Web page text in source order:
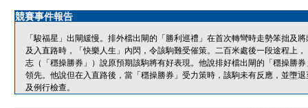
競賽事件報告
「駿福星」出閘緩慢。排外檔出閘的「勝利巡禮」在首次轉彎時走勢笨拙及
及入直路時，「快樂人生」內閃，令該駒難受催策。二百米處後一段途程上
志（「穩操勝券」）說原預期該駒將有好表現。他說排好檔出閘的「穩操勝
領先。他說但在入直路後，當「穩操勝券」受力策時，該駒未有反應，並墮
及例行檢查。